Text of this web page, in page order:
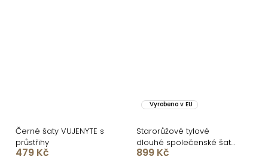
Černé šaty VUJENYTE s
průstřihy
479 Kč
Vyrobeno v EU
Starorůžové tylové
dlouhé společenské šaty
ASHER
899 Kč